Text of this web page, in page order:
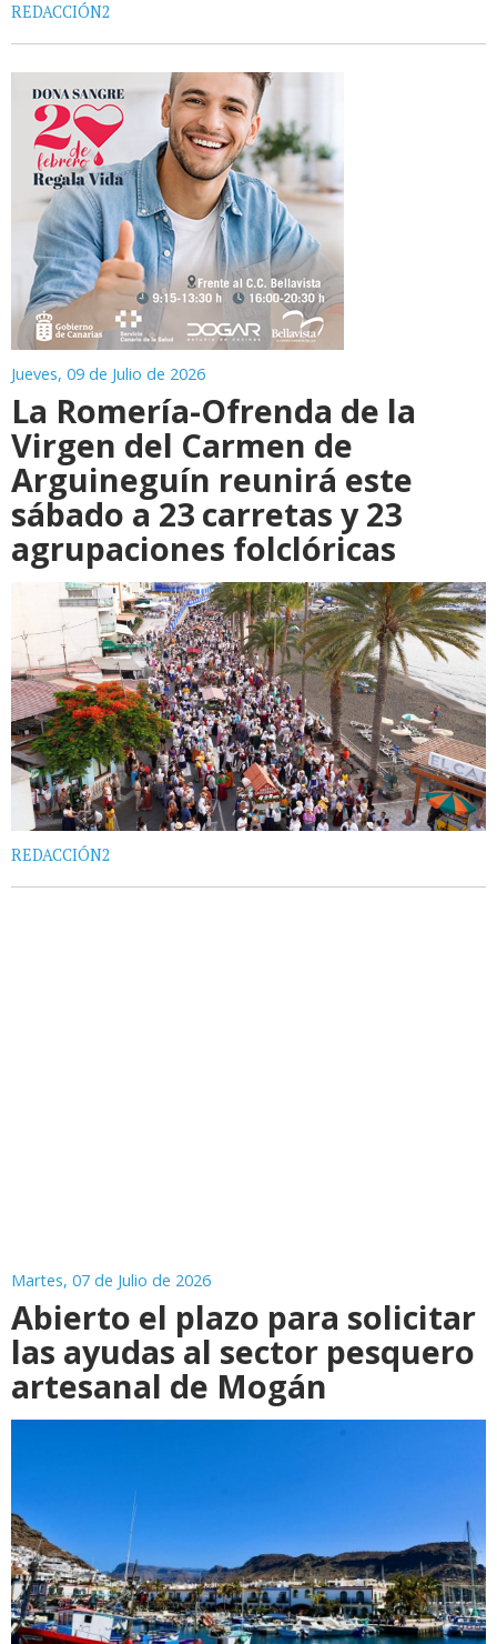
REDACCIÓN2
Jueves, 09 de Julio de 2026
La Romería-Ofrenda de la
Virgen del Carmen de
Arguineguín reunirá este
sábado a 23 carretas y 23
agrupaciones folclóricas
REDACCIÓN2
Martes, 07 de Julio de 2026
Abierto el plazo para solicitar
las ayudas al sector pesquero
artesanal de Mogán